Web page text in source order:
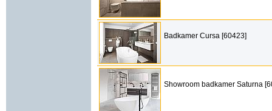
Badkamer Cursa [60423]
Showroom badkamer Saturna